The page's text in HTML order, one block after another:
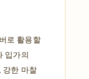
로 활용할
입가의
강한 마찰